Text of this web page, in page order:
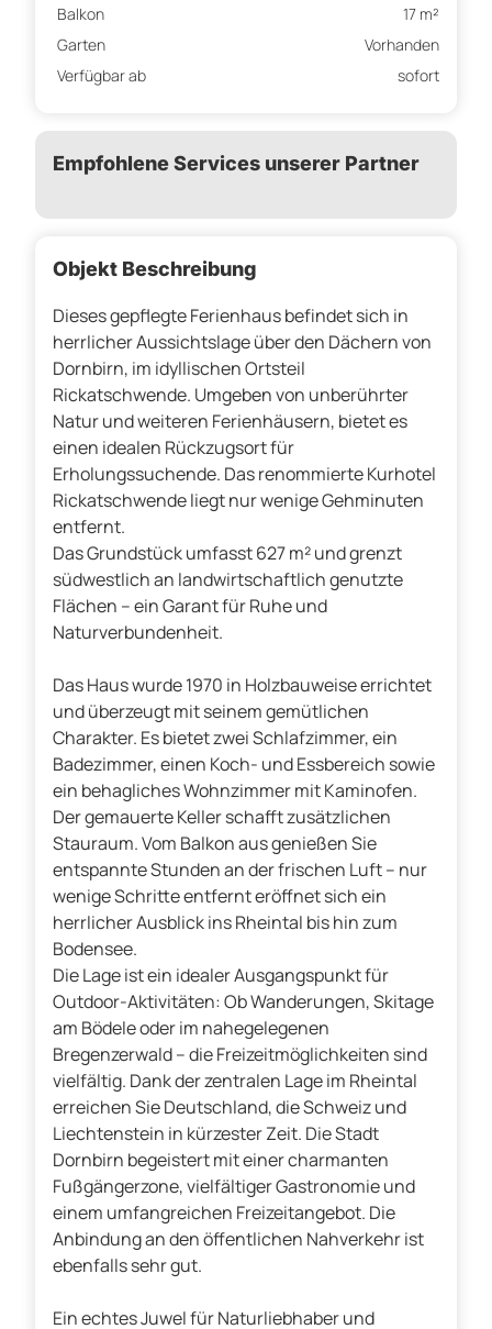
Balkon
17 m²
Garten
Vorhanden
Verfügbar ab
sofort
Empfohlene Services unserer Partner
Objekt Beschreibung
Dieses gepflegte Ferienhaus befindet sich in
herrlicher Aussichtslage über den Dächern von
Dornbirn, im idyllischen Ortsteil
Rickatschwende. Umgeben von unberührter
Natur und weiteren Ferienhäusern, bietet es
einen idealen Rückzugsort für
Erholungssuchende. Das renommierte Kurhotel
Rickatschwende liegt nur wenige Gehminuten
entfernt.
Das Grundstück umfasst 627 m² und grenzt
südwestlich an landwirtschaftlich genutzte
Flächen – ein Garant für Ruhe und
Naturverbundenheit.
Das Haus wurde 1970 in Holzbauweise errichtet
und überzeugt mit seinem gemütlichen
Charakter. Es bietet zwei Schlafzimmer, ein
Badezimmer, einen Koch- und Essbereich sowie
ein behagliches Wohnzimmer mit Kaminofen.
Der gemauerte Keller schafft zusätzlichen
Stauraum. Vom Balkon aus genießen Sie
entspannte Stunden an der frischen Luft – nur
wenige Schritte entfernt eröffnet sich ein
herrlicher Ausblick ins Rheintal bis hin zum
Bodensee.
Die Lage ist ein idealer Ausgangspunkt für
Outdoor-Aktivitäten: Ob Wanderungen, Skitage
am Bödele oder im nahegelegenen
Bregenzerwald – die Freizeitmöglichkeiten sind
vielfältig. Dank der zentralen Lage im Rheintal
erreichen Sie Deutschland, die Schweiz und
Liechtenstein in kürzester Zeit. Die Stadt
Dornbirn begeistert mit einer charmanten
Fußgängerzone, vielfältiger Gastronomie und
einem umfangreichen Freizeitangebot. Die
Anbindung an den öffentlichen Nahverkehr ist
ebenfalls sehr gut.
Ein echtes Juwel für Naturliebhaber und